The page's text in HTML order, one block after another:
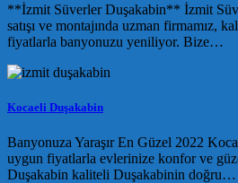
**İzmit Süverler Duşakabin** İzmit
satışı ve montajında uzman firmamız,
fiyatlarla banyonuzu yeniliyor. Bize…
Kocaeli Duşakabin
Banyonuza Yaraşır En Güzel 2022
uygun fiyatlarla evlerinize konfor ve
Duşakabin kaliteli Duşakabinin doğru…